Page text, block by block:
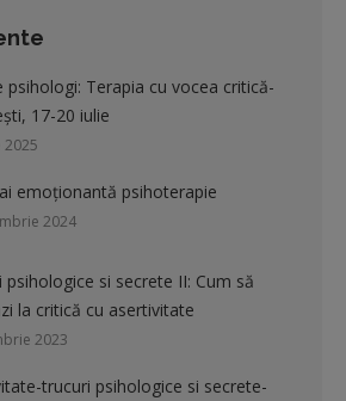
psihologi: Terapia cu vocea critică-
17-20 iulie
2025
emoționantă psihoterapie
2024
psihologice si secrete II: Cum să
la critică cu asertivitate
2023
trucuri psihologice si secrete-